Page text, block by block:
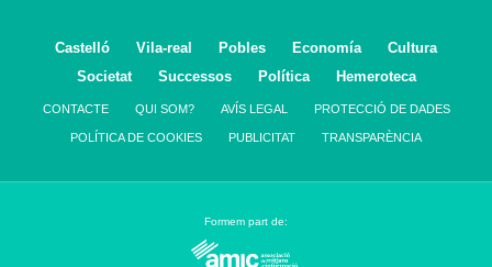
Castelló Vila-real Pobles Economía
Cultura
Societat
Successos Política Hemeroteca
CONTACTE QUI SOM? AVÍS LEGAL PROTECCIÓ DE DADES
POLÍTICA DE COOKIES PUBLICITAT TRANSPARÈNCIA
Formem part de: